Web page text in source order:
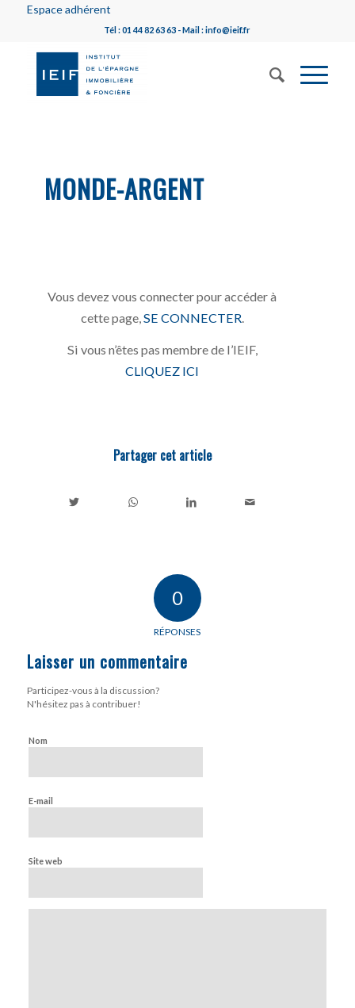
Espace adhérent
Tél : 01 44 82 63 63 - Mail : info@ieif.fr
MONDE-ARGENT
Vous devez vous connecter pour accéder à
cette page, SE CONNECTER
Si vous n’êtes pas membre de l’IEIF,
CLIQUEZ ICI
Partager cet article
0
RÉPONSES
Laisser un commentaire
Participez-vous à la discussion?
N'hésitez pas à contribuer!
Nom
E-mail
Site web